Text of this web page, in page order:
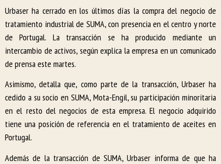
Urbaser ha cerrado en los últimos días la compra del negocio de
tratamiento industrial de SUMA, con presencia en el centro y norte
de Portugal. La transacción se ha producido mediante un
intercambio de activos, según explica la empresa en un comunicado
de prensa este martes.
Asimismo, detalla que, como parte de la transacción, Urbaser ha
cedido a su socio en SUMA, Mota-Engil, su participación minoritaria
en el resto del negocios de esta empresa. El negocio adquirido
tiene una posición de referencia en el tratamiento de aceites en
Portugal.
Además de la transacción de SUMA, Urbaser informa de que ha